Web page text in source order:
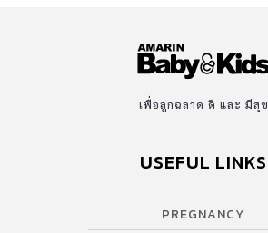
เพื่อลูกฉลาด ดี และ มีสุข
USEFUL LINKS
PREGNANCY